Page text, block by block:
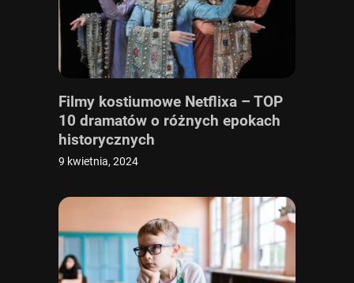
Filmy kostiumowe Netflixa – TOP
10 dramatów o różnych epokach
historycznych
9 kwietnia, 2024